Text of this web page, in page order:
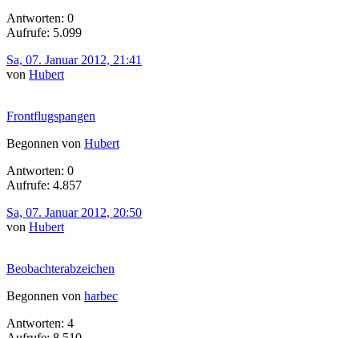
Antworten: 0
Aufrufe: 5.099
Sa, 07. Januar 2012, 21:41
von Hubert
Frontflugspangen
Begonnen von Hubert
Antworten: 0
Aufrufe: 4.857
Sa, 07. Januar 2012, 20:50
von Hubert
Beobachterabzeichen
Begonnen von harbec
Antworten: 4